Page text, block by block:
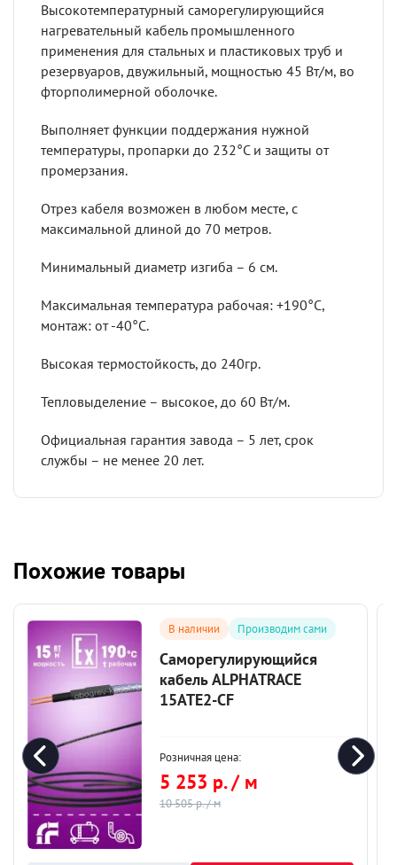
Высокотемпературный саморегулирующийся
нагревательный кабель промышленного
применения для стальных и пластиковых труб и
резервуаров, двужильный, мощностью 45 Вт/м, во
фторполимерной оболочке.
Выполняет функции поддержания нужной
температуры, пропарки до 232°С и защиты от
промерзания.
Отрез кабеля возможен в любом месте, с
максимальной длиной до 70 метров.
Минимальный диаметр изгиба – 6 см.
Максимальная температура рабочая: +190°С,
монтаж: от -40°С.
Высокая термостойкость, до 240гр.
Тепловыделение – высокое, до 60 Вт/м.
Официальная гарантия завода – 5 лет, срок
службы – не менее 20 лет.
Похожие товары
В наличии Производим сами
Саморегулирующийся
кабель ALPHATRACE
15ATE2-CF
Розничная цена:
5 253 р. / м
10 505 р. / м